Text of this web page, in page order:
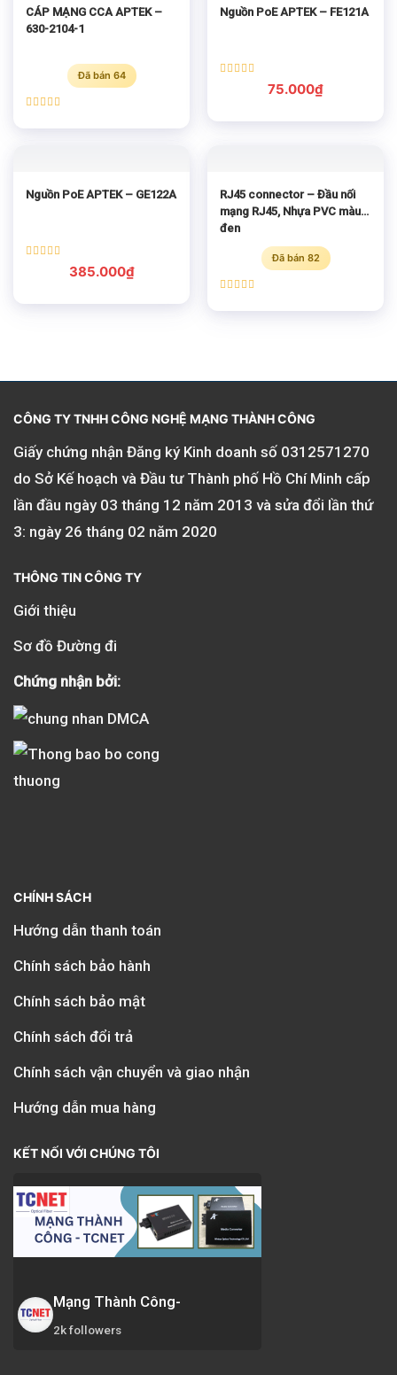
CÁP MẠNG CCA APTEK –
630-2104-1
Đã bán 64
hạng5.00
Nguồn PoE APTEK – FE121A
Được xếp
5.0075.000₫
Nguồn PoE APTEK – GE122A
Được xếp
5.00385.000₫
RJ45 connector – Đầu nối
mạng RJ45, Nhựa PVC màu
đen
Đã bán 82
hạng5.00
CÔNG TY TNHH CÔNG NGHỆ MẠNG THÀNH CÔNG
Giấy chứng nhận Đăng ký Kinh doanh số 0312571270
do Sở Kế hoạch và Đầu tư Thành phố Hồ Chí Minh cấp
lần đầu ngày 03 tháng 12 năm 2013 và sửa đổi lần thứ
3: ngày 26 tháng 02 năm 2020
THÔNG TIN CÔNG TY
Giới thiệu
Sơ đồ Đường đi
Chứng nhận bởi:
CHÍNH SÁCH
Hướng dẫn thanh toán
Chính sách bảo hành
Chính sách bảo mật
Chính sách đổi trả
Chính sách vận chuyển và giao nhận
Hướng dẫn mua hàng
KẾT NỐI VỚI CHÚNG TÔI
Mạng Thành Công-
2k followers